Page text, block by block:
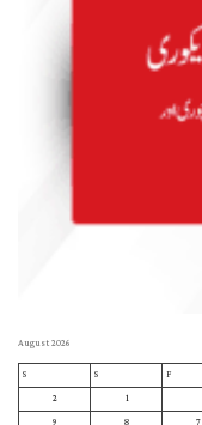
August 2026
F
S
S
1
2